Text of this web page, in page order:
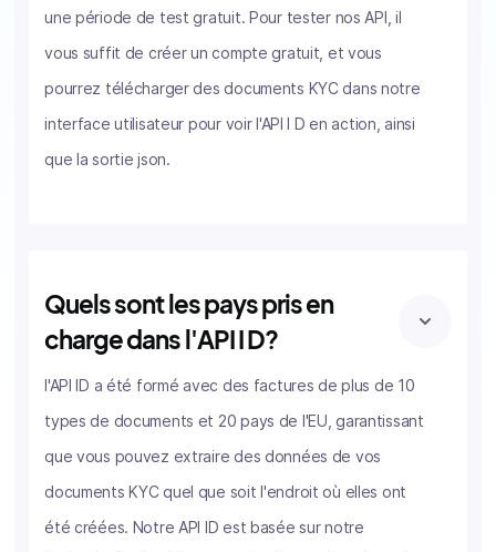
une période de test gratuit. Pour tester nos API, il
vous suffit de créer un compte gratuit, et vous
pourrez télécharger des documents KYC dans notre
interface utilisateur pour voir l'API I D en action, ainsi
que la sortie json.
Quels sont les pays pris en
charge dans l'API I D?
l'API ID a été formé avec des factures de plus de 10
types de documents et 20 pays de l'EU, garantissant
que vous pouvez extraire des données de vos
documents KYC quel que soit l'endroit où elles ont
été créées. Notre API ID est basée sur notre